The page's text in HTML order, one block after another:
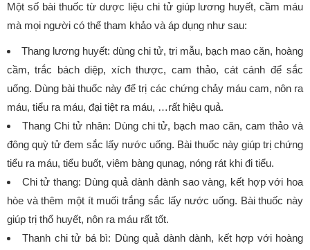
Một số bài thuốc từ dược liệu chi tử giúp lương huyết, cầm máu
mà mọi người có thể tham khảo và áp dụng như sau:
Thang lương huyết: dùng chi tử, tri mẫu, bạch mao căn, hoàng
cầm, trắc bách diệp, xích thược, cam thảo, cát cánh để sắc
uống. Dùng bài thuốc này để trị các chứng chảy máu cam, nôn ra
máu, tiểu ra máu, đại tiệt ra máu, …rất hiệu quả.
Thang Chi tử nhân: Dùng chi tử, bạch mao căn, cam thảo và
đông quỳ tử đem sắc lấy nước uống. Bài thuốc này giúp trị chứng
tiểu ra máu, tiểu buốt, viêm bàng qunag, nóng rát khi đi tiểu.
Chi tử thang: Dùng quả dành dành sao vàng, kết hợp với hoa
hòe và thêm một ít muối trắng sắc lấy nước uống. Bài thuốc này
giúp trị thổ huyết, nôn ra máu rất tốt.
Thanh chi tử bá bì: Dùng quả dành dành, kết hợp với hoàng